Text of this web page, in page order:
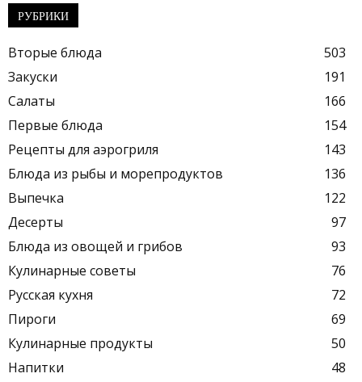
РУБРИКИ
Вторые блюда
503
Закуски
191
Салаты
166
Первые блюда
154
Рецепты для аэрогриля
143
Блюда из рыбы и морепродуктов
136
Выпечка
122
Десерты
97
Блюда из овощей и грибов
93
Кулинарные советы
76
Русская кухня
72
Пироги
69
Кулинарные продукты
50
Напитки
48